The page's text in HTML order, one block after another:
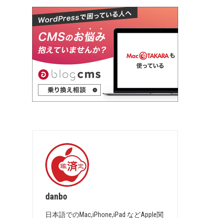
danbo
日本語でのMac,iPhone,iPad などApple関